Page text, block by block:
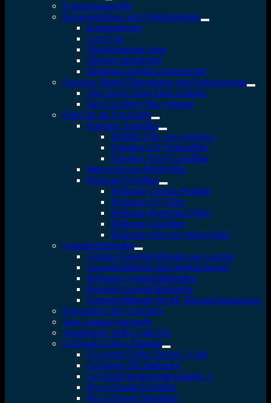
Kamerahandgriffe
Kameragehäuse und Objektivdeckel
Kameradeckel
Lens Cap
Objektivdeckel Snap
Objektivrückdeckel
Heliopan Objektivschutzdeckel
Fotodiox Metall Filteradapter und Reduzierringe
Step Down Ring Filter Adapter
Step Up Ring Filter Adapter
Filter für die Fotografie
Fotodiox Fotofilter
Polfilter CPL von Fotodiox
Fotodiox UV Schutzfilter
Fotodiox ND 8 Graufilter
Milo Schwarz-Weiß-Filter
Heliopan Fotofilter
Heliopan Circular Polfilter
Heliopan UV-Filter
Heliopan-Protection Filter
Heliopan Graufilter
Heliopan Schwarz-Weiss-Filter
Gegenlichtblenden
3-teilige Gegenlichtblende aus Gummi
Gegenlichtblende mit Objektivdeckel
Heliopan Gegenlichtblenden
Bajonett Gegenlichtblenden
Gegenlichtblende für RF Messsucherkameras
Fotostudio LED Leuchten
Jobo Analog Fotografie
Smartphone Selfie Light Kit
GoTough GoPro Zubehör
GoTough GoPro Deckel / Griff
GoTough QR Halterung
GoTough Kamerastativadapter 2
Pro GoTough Extender
Pro GoTough Sharkbite